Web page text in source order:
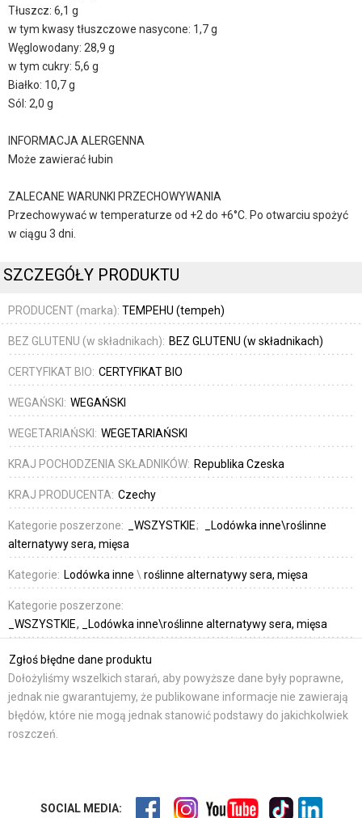
Tłuszcz: 6,1 g
w tym kwasy tłuszczowe nasycone: 1,7 g
Węglowodany: 28,9 g
w tym cukry: 5,6 g
Białko: 10,7 g
Sól: 2,0 g
INFORMACJA ALERGENNA
Może zawierać łubin
ZALECANE WARUNKI PRZECHOWYWANIA
Przechowywać w temperaturze od +2 do +6°C. Po otwarciu spożyć
w ciągu 3 dni.
SZCZEGÓŁY PRODUKTU
PRODUCENT (marka): TEMPEHU (tempeh)
BEZ GLUTENU (w składnikach): BEZ GLUTENU (w składnikach)
CERTYFIKAT BIO: CERTYFIKAT BIO
WEGAŃSKI: WEGAŃSKI
WEGETARIAŃSKI: WEGETARIAŃSKI
KRAJ POCHODZENIA SKŁADNIKÓW: Republika Czeska
KRAJ PRODUCENTA: Czechy
Kategorie poszerzone: _WSZYSTKIE
_Lodówka inne\roślinne
alternatywy sera, mięsa
Kategorie: Lodówka inne \ roślinne alternatywy sera, mięsa
Kategorie poszerzone:
_WSZYSTKIE
_Lodówka inne\roślinne alternatywy sera, mięsa
Zgłoś błędne dane produktu
Dołożyliśmy wszelkich starań, aby powyższe dane były poprawne,
jednak nie gwarantujemy, że publikowane informacje nie zawierają
błędów, które nie mogą jednak stanowić podstawy do jakichkolwiek
roszczeń.
SOCIAL MEDIA: